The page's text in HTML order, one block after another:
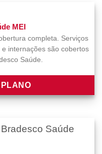
MEI
completa. Serviços
internações são cobertos
Saúde.
Saúde